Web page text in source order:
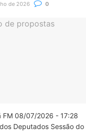
de 2026 0
FM 08/07/2026 - 17:28
Deputados Sessão do